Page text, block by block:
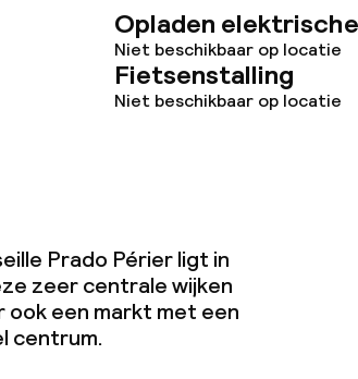
Opladen
Niet beschikbaar op locatie
Fietsenstalling
Niet beschikbaar op locatie
Prado Périer ligt in
zeer centrale wijken
een markt met een
centrum.